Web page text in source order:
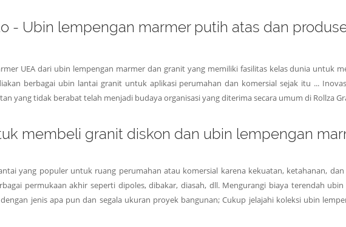
- Ubin lempengan marmer putih atas dan
UEA dari ubin lempengan marmer dan granit yang memiliki fasilitas kelas dunia untuk
berbagai ubin lantai granit untuk aplikasi perumahan dan komersial sejak itu ...
yang tidak berabat telah menjadi budaya organisasi yang diterima secara umum di Rollza
membeli granit diskon dan ubin lempengan
yang populer untuk ruang perumahan atau komersial karena kekuatan, ketahanan,
permukaan akhir seperti dipoles, dibakar, diasah, dll. Mengurangi biaya terendah
jenis apa pun dan segala ukuran proyek bangunan; Cukup jelajahi koleksi ubin